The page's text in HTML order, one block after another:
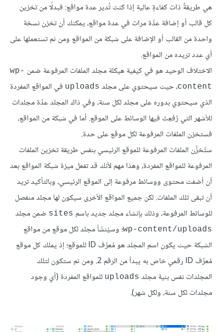
هي طريقةٌ ذات كفاءةٍ عالية إذا كنت تُدير عدة مواقع: فبدلًا من تخزين
كل قالب أو إضافة عدِّة مرات في عدة مواقع، يمكنك أن تخزن نسخة
واحدة من القالب أو الإضافة على شبكة من المواقع ومن ثم تستعملها على
أي عدد تريده من المواقع.
الاختلاف الوحيد هو في كيفية هيكلة مجلد الملفات المرفوعة ضمن wp-
content، حيث سيحتوي على مجلد uploads في المواقع المفردة
الذي سيحتوي بدوره على مجلد لكل سنة، وفي ذاك المجلد عدِّة مجلدات
للأشهر التي رُفعِتَ فيها الوسائط على الموقع. أما في شبكة من المواقع،
فستخزن الملفات المرفوعة لكل موقع على حدة.
ستُخزَّن الملفات المرفوعة للموقع الرئيسي بنفس طريقة تخزين الملفات
المرفوعة للمواقع المفردة، وهذا مهم لأنك قد تفعل ميزة شبكة المواقع بعد
أن أضفت محتوى ووسائط مرفوعة إلى الموقع الرئيسي، وبالتأكيد تريد
أن تبقى تلك الملفات. لكن جميع المواقع الأخرى سيكون لها مجلد منفصل
للوسائط المرفوعة، وذلك بإنشاء مجلد جديد باسم sites ضمن مجلد
wp-content/uploads؛ وسيُنشَأ مجلد لكل موقع من مواقع
الشبكة حيث يكون اسم المجلد هو مُعرِّف ID للموقع؛ إذ يملك كل موقع
مُعرِّف ID رقمي خاص به يبدأ من الرقم 2. ومن ثم ستكون لتلك
المجلدات نفس بنية مجلد uploads للمواقع المفردة (أي وجود
مجلدات لكل سنة، ولكل شهر).